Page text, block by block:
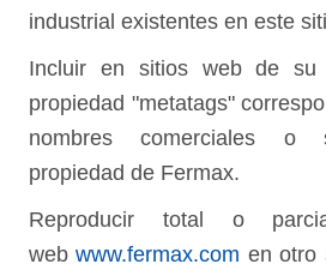
industrial existentes en este
Incluir en sitios web de su
propiedad "metatags"
nombres comerciales o
propiedad de Fermax.
Reproducir total o
webwww.fermax.com en otro